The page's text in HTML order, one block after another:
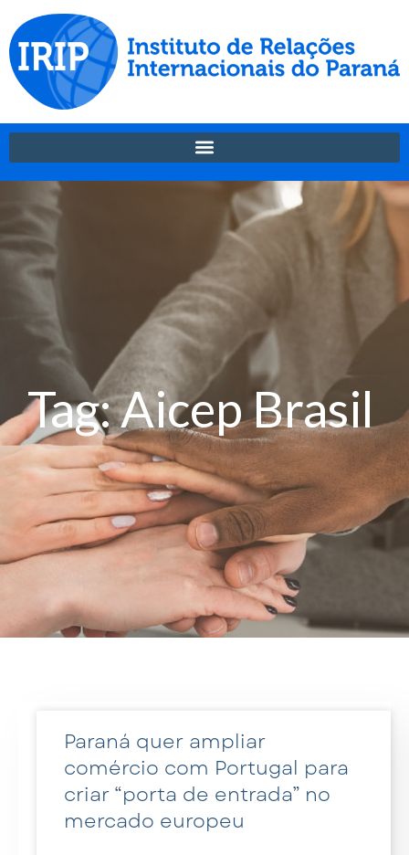
Tag: Aicep Brasil
Paraná quer ampliar
comércio com Portugal para
criar “porta de entrada” no
mercado europeu